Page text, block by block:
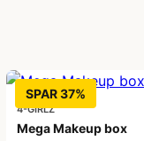
SPAR 37%
4-GIRLZ
Mega Makeup box